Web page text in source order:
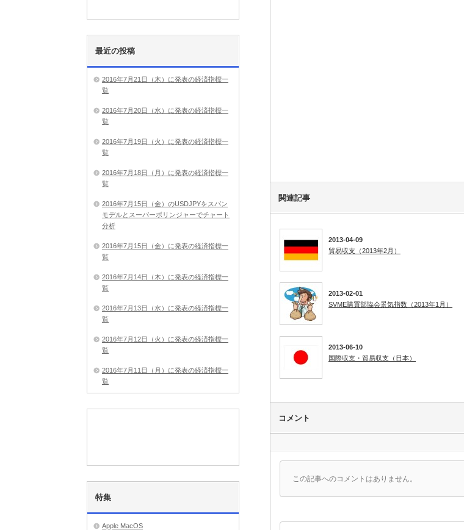
関連記事
2013-04-09
貿易収支（2013年2月）
2013-02-01
SVME購買部協会景気指数（2013年1月）
2013-06-10
国際収支・貿易収支（日本）
コメント
この記事へのコメントはありません。
最近の投稿
2016年7月21日（木）に発表の経済指標一
覧
2016年7月20日（水）に発表の経済指標一
覧
2016年7月19日（火）に発表の経済指標一
覧
2016年7月18日（月）に発表の経済指標一
覧
2016年7月15日（金）のUSDJPYをスパン
モデルとスーパーボリンジャーでチャート
分析
2016年7月15日（金）に発表の経済指標一
覧
2016年7月14日（木）に発表の経済指標一
覧
2016年7月13日（水）に発表の経済指標一
覧
2016年7月12日（火）に発表の経済指標一
覧
2016年7月11日（月）に発表の経済指標一
覧
特集
Apple MacOS